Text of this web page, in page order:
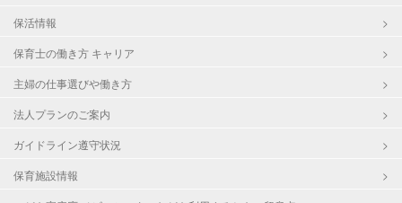
保活情報
保育士の働き方 キャリア
主婦の仕事選びや働き方
法人プランのご案内
ガイドライン遵守状況
保育施設情報